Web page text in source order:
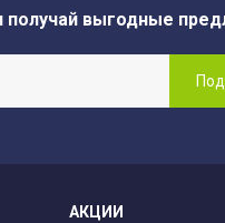
получай выгодные
АКЦИИ